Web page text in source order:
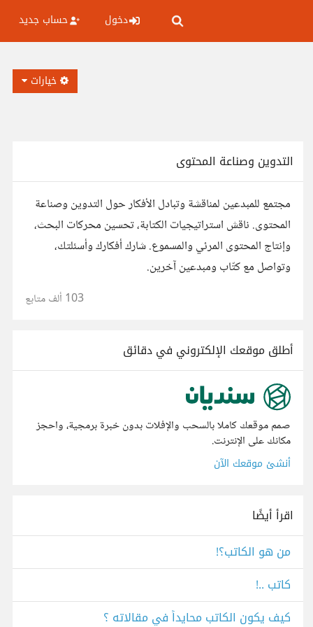
دخول حساب جديد
خيارات
التدوين وصناعة المحتوى
مجتمع للمبدعين لمناقشة وتبادل الأفكار حول التدوين وصناعة
المحتوى. ناقش استراتيجيات الكتابة، تحسين محركات البحث،
وإنتاج المحتوى المرئي والمسموع. شارك أفكارك وأسئلتك،
وتواصل مع كتّاب ومبدعين آخرين.
103 ألف متابع
أطلق موقعك الإلكتروني في دقائق
صمم موقعك كاملا بالسحب والإفلات بدون خبرة برمجية، واحجز
مكانك على الإنترنت.
أنشئ موقعك الآن
اقرأ أيضًا
من هو الكاتب؟!
كاتب ..!
كيف يكون الكاتب محايداً في مقالاته ؟